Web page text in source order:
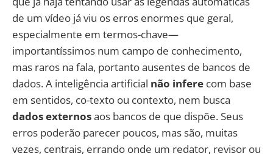
de um vídeo já viu os erros enormes que geral,
especialmente em termos-chave—
importantíssimos num campo de conhecimento,
mas raros na fala, portanto ausentes de bancos de
dados. A inteligência artificial não infere com base
em sentidos, co-texto ou contexto, nem busca
dados externosaos bancos de que dispõe. Seus
erros poderão parecer poucos, mas são, muitas
vezes, centrais, errando onde um redator, revisor ou